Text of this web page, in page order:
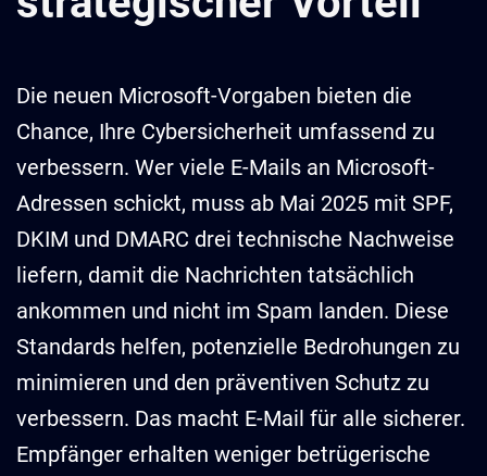
Die neuen Microsoft-Vorgaben bieten die
Chance, Ihre Cybersicherheit umfassend zu
verbessern. Wer viele E-Mails an Microsoft-
Adressen schickt, muss ab Mai 2025 mit SPF,
DKIM und DMARC drei technische Nachweise
liefern, damit die Nachrichten tatsächlich
ankommen und nicht im Spam landen. Diese
Standards helfen, potenzielle Bedrohungen zu
minimieren und den präventiven Schutz zu
verbessern. Das macht E-Mail für alle sicherer.
Empfänger erhalten weniger betrügerische